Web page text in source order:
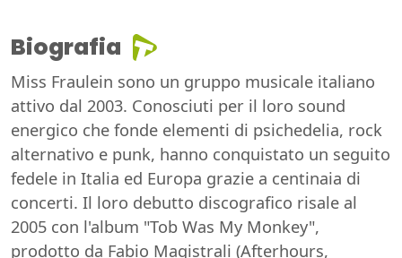
Biografia
Miss Fraulein sono un gruppo musicale italiano
attivo dal 2003. Conosciuti per il loro sound
energico che fonde elementi di psichedelia, rock
alternativo e punk, hanno conquistato un seguito
fedele in Italia ed Europa grazie a centinaia di
concerti. Il loro debutto discografico risale al
2005 con l'album "Tob Was My Monkey",
prodotto da Fabio Magistrali (Afterhours,